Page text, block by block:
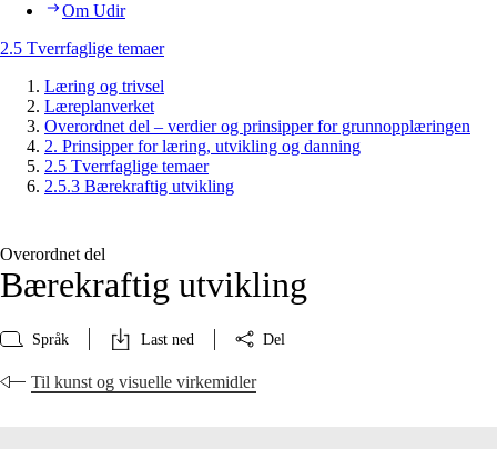
Om Udir
2.5 Tverrfaglige temaer
Læring og trivsel
Læreplanverket
Overordnet del – verdier og prinsipper for grunnopplæringen
2. Prinsipper for læring, utvikling og danning
2.5 Tverrfaglige temaer
2.5.3 Bærekraftig utvikling
Overordnet del
Bærekraftig utvikling
Språk Last ned Del
Til kunst og visuelle virkemidler